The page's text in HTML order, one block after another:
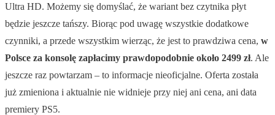
Ultra HD. Możemy się domyślać, że wariant bez czytnika płyt
będzie jeszcze tańszy. Biorąc pod uwagę wszystkie dodatkowe
czynniki, a przede wszystkim wierząc, że jest to prawdziwa cena, w
Polsce za konsolę zapłacimy prawdopodobnie około 2499 zł. Ale
jeszcze raz powtarzam – to informacje nieoficjalne. Oferta została
już zmieniona i aktualnie nie widnieje przy niej ani cena, ani data
premiery PS5.